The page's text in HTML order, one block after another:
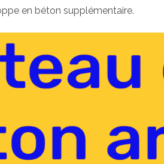
en béton supplémentaire.